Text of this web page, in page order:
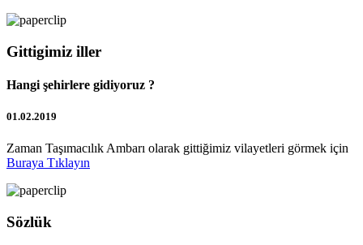
Gittigimiz iller
Hangi şehirlere gidiyoruz ?
01.02.2019
Zaman Taşımacılık Ambarı olarak gittiğimiz vilayetleri görmek için
Buraya Tıklayın
Sözlük